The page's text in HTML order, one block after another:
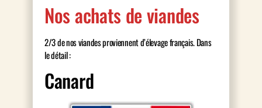
Nos achats de viandes
2/3 de nos viandes proviennent d’élevage français. Dans
le détail :
Canard